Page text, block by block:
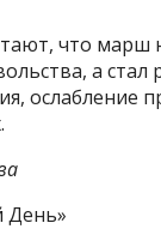
что марш
а
День»